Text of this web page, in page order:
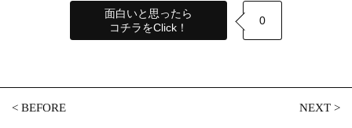
面白いと思ったら
コチラをClick！
0
<BEFORE NEXT>